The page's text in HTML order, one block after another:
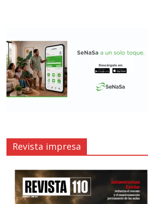
Revista impresa